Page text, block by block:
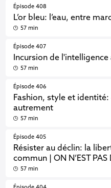
Épisode 408
L’or bleu: l’eau, entre
57 min
Épisode 407
Incursion de
57 min
Épisode 406
Fashion, style et
autrement
57 min
Épisode 405
Résister au déclin: la
commun | ON N’EST PAS
57 min